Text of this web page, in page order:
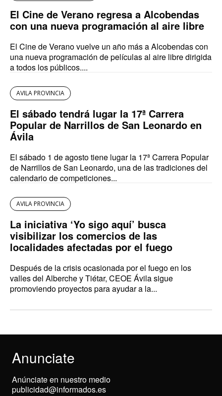
El Cine de Verano regresa a Alcobendas
con una nueva programación al aire libre
El Cine de Verano vuelve un año más a Alcobendas con
una nueva programación de películas al aire libre dirigida
a todos los públicos....
AVILA PROVINCIA
El sábado tendrá lugar la 17ª Carrera
Popular de Narrillos de San Leonardo en
Ávila
El sábado 1 de agosto tiene lugar la 17ª Carrera Popular
de Narrillos de San Leonardo, una de las tradiciones del
calendario de competiciones...
AVILA PROVINCIA
La iniciativa ‘Yo sigo aquí’ busca
visibilizar los comercios de las
localidades afectadas por el fuego
Después de la crisis ocasionada por el fuego en los
valles del Alberche y Tiétar, CEOE Ávila sigue
promoviendo proyectos para ayudar a la...
Anunciate
Anúnciate en nuestro medio
publicidad@informados.es